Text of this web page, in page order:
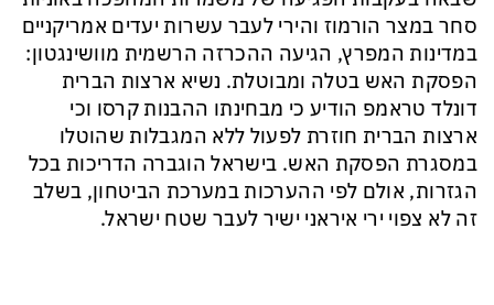
סחר במצר הורמוז והירי לעבר עשרות יעדים אמריקניים
במדינות המפרץ, הגיעה ההכרזה הרשמית מוושינגטון:
הפסקת האש בטלה ומבוטלת. נשיא ארצות הברית
דונלד טראמפ הודיע כי מבחינתו ההבנות קרסו וכי
ארצות הברית חוזרת לפעול ללא המגבלות שהוטלו
במסגרת הפסקת האש. בישראל הוגברה הדריכות בכל
הגזרות, אולם לפי ההערכות במערכת הביטחון, בשלב
זה לא צפוי ירי איראני ישיר לעבר שטח ישראל.